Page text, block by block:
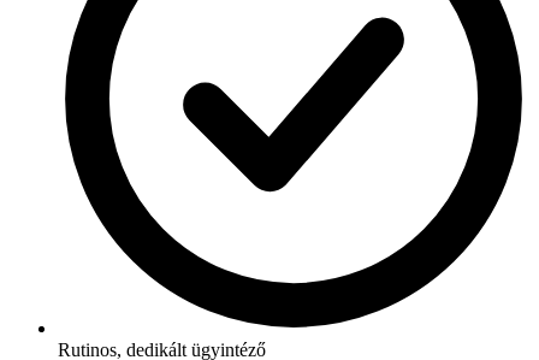
Rutinos, dedikált ügyintéző